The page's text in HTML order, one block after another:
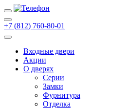
+7 (812) 760-80-01
Входные двери
Акции
О дверях
Cерии
Замки
Фурнитура
Отделка